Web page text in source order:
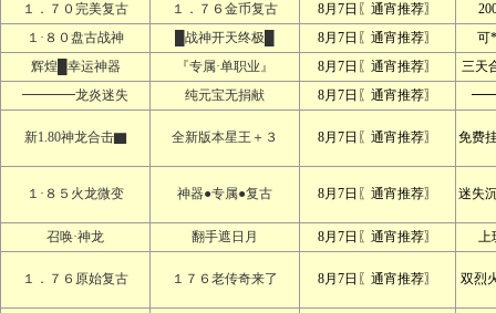
１．７０完美复古
１．７６金币复古 8月7日〖通宵推荐〗
１·８０盘古战神
█战神开天终极█ 8月7日〖通宵推荐〗
可
辉煌█幸运神器
『专属·单职业』 8月7日〖通宵推荐〗
三天
━━━━龙炎迷失
纯元宝无捐献 8月7日〖通宵推荐〗 ━━
新1.80神龙合击▇ 全新版本星王＋３ 8月7日〖通宵推荐〗 免费
１·８５火龙微变 神器●专属●复古 8月7日〖通宵推荐〗 迷失
召唤·神龙 翻手遮日月 8月7日〖通宵推荐〗 上
１．７６原始复古 １７６老传奇来了 8月7日〖通宵推荐〗 双烈